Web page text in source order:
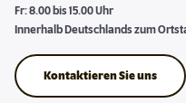
Fr: 8.00 bis 15.00 Uhr
Innerhalb Deutschlands zum
Kontaktieren Sie uns